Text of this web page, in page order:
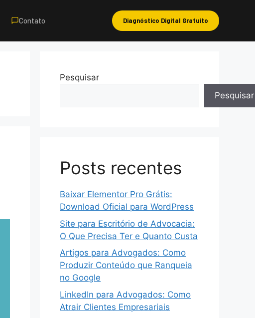
Contato Diagnóstico Digital Gratuito
Pesquisar
Pesquisar
Posts recentes
Baixar Elementor Pro Grátis:
Download Oficial para WordPress
Site para Escritório de Advocacia:
O Que Precisa Ter e Quanto Custa
Artigos para Advogados: Como
Produzir Conteúdo que Ranqueia
no Google
LinkedIn para Advogados: Como
Atrair Clientes Empresariais